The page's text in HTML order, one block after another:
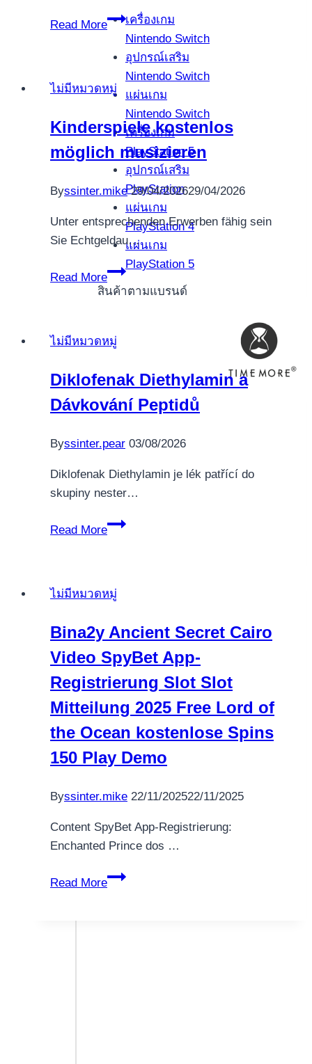
เครื่องเกม
Nintendo Switch
อุปกรณ์เสริม
Nintendo Switch
แผ่นเกม
Nintendo Switch
เครื่องเกม
PlayStation 5
อุปกรณ์เสริม
PlayStation
แผ่นเกม
PlayStation 4
แผ่นเกม
PlayStation 5
สินค้าตามแบรนด์
Read More
VegasSlotsOnline
uses
an
excellent
23-
action
opinion
process
to
measure
the
best
a
income
gambling
for
the
states
ไม่มีหมวดหมู่
Kinderspiele kostenlos
möglich musizieren
Byssinter.mike 29/04/202629/04/2026
Unter entsprechenden Erwerben fähig sein
Sie Echtgeldau…
Read More
Kinderspiele
kostenlos
ไม่มีหมวดหมู่
Diklofenak Diethylamin a
Dávkování Peptidů
Byssinter.pear 03/08/2026
Diklofenak Diethylamin je lék patřící do
skupiny nester…
Read More
Diklofenak
Peptidů
ไม่มีหมวดหมู่
Bina2y Ancient Secret Cairo
Video SpyBet App-
Registrierung Slot Slot
Mitteilung 2025 Free Lord of
the Ocean kostenlose Spins
150 Play Demo
Byssinter.mike 22/11/202522/11/2025
Content SpyBet App-Registrierung:
Enchanted Prince dos …
Read More
Bina2y